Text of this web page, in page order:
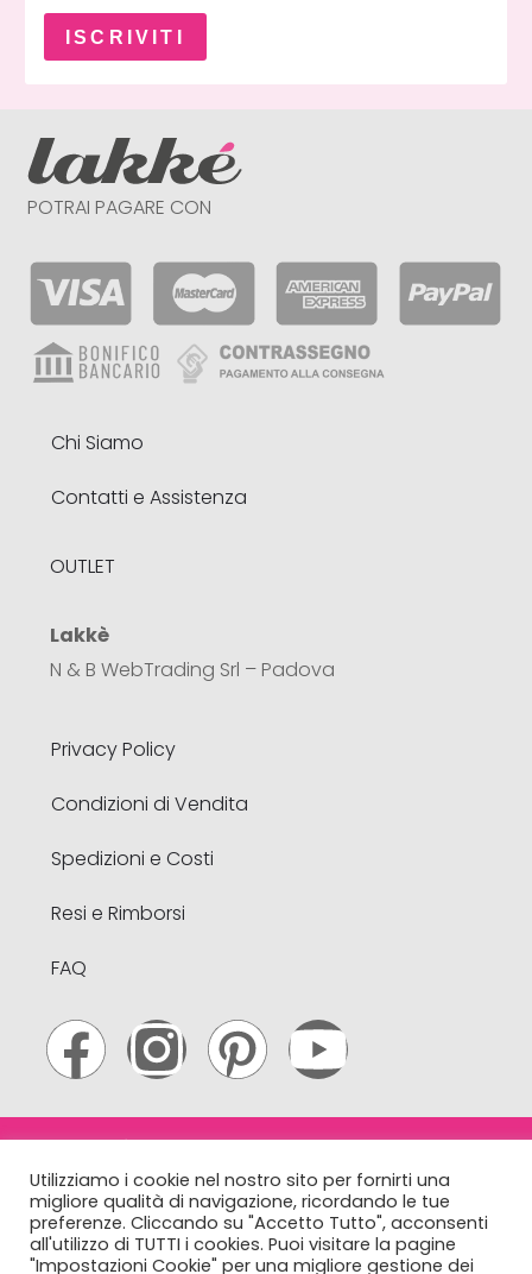
ISCRIVITI
POTRAI PAGARE CON
Chi Siamo
Contatti e Assistenza
OUTLET
Lakkè
N & B WebTrading Srl – Padova
Privacy Policy
Condizioni di Vendita
Spedizioni e Costi
Resi e Rimborsi
FAQ
© 2022 Lakké . All Rights Reserved. N & B Webtrading S.r.l.
– Via A. Volta, 21 – Limena (PD) – Italy – CF e
P.Iva04961930288– R.E.A 432149 PD. info@lakke.it
Utilizziamo i cookie nel nostro sito per fornirti una
migliore qualità di navigazione, ricordando le tue
preferenze. Cliccando su "Accetto Tutto", acconsenti
all'utilizzo di TUTTI i cookies. Puoi visitare la pagine
"Impostazioni Cookie" per una migliore gestione dei